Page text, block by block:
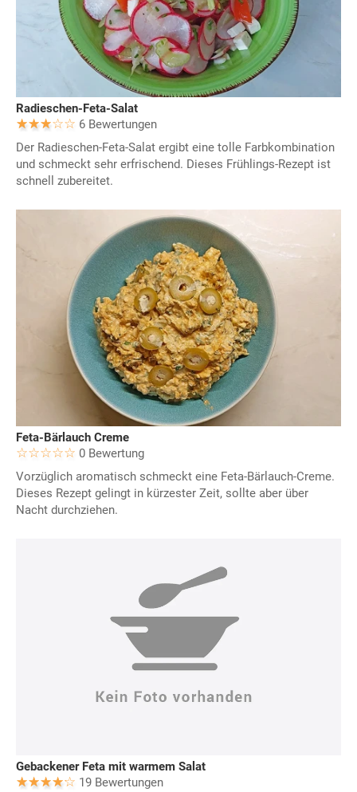
Radieschen-Feta-Salat
6 Bewertungen
Der Radieschen-Feta-Salat ergibt eine tolle Farbkombination
und schmeckt sehr erfrischend. Dieses Frühlings-Rezept ist
schnell zubereitet.
Feta-Bärlauch Creme
0 Bewertung
Vorzüglich aromatisch schmeckt eine Feta-Bärlauch-Creme.
Dieses Rezept gelingt in kürzester Zeit, sollte aber über
Nacht durchziehen.
Gebackener Feta mit warmem Salat
19 Bewertungen